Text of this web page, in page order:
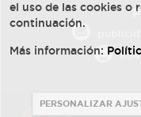
684
el uso de las cookies o
continuación.
Más información:
PERSONALIZAR